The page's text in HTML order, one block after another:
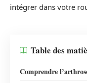
intégrer dans votre
Table des
Comprendre